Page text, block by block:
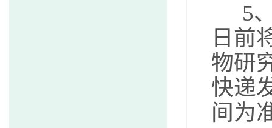
5
日前
物研
快递
间为